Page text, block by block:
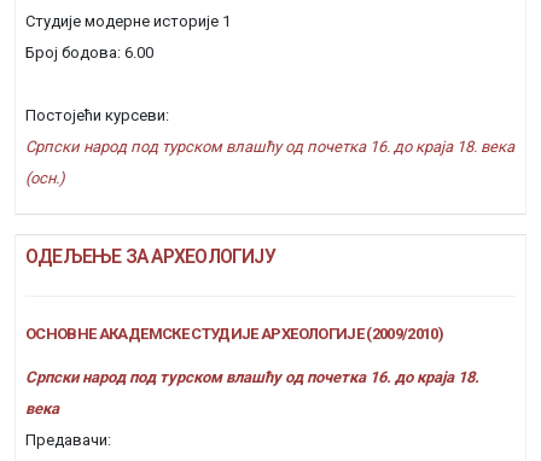
Студије модерне историје 1
Број бодова: 6.00
Постојећи курсеви:
Српски народ под турском влашћу од почетка 16. до краја 18. века
(осн.)
ОДЕЉЕЊЕ ЗА АРХЕОЛОГИЈУ
ОСНОВНЕ АКАДЕМСКЕ СТУДИЈЕ АРХЕОЛОГИЈЕ (2009/2010)
Српски народ под турском влашћу од почетка 16. до краја 18.
века
Предавачи: